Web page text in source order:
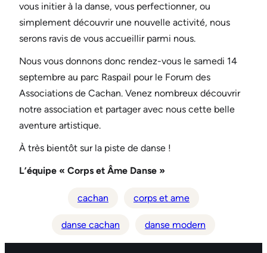
vous initier à la danse, vous perfectionner, ou
simplement découvrir une nouvelle activité, nous
serons ravis de vous accueillir parmi nous.
Nous vous donnons donc rendez-vous le samedi 14
septembre au parc Raspail pour le Forum des
Associations de Cachan. Venez nombreux découvrir
notre association et partager avec nous cette belle
aventure artistique.
À très bientôt sur la piste de danse !
L’équipe « Corps et Âme Danse »
cachan corps et ame
danse cachan danse modern